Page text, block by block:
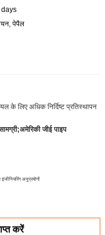
पेपैल
के लिए अधिक निर्दिष्ट प्रतिस्थापन
जीई पाइप
इंजीनियरिंग अनुप्रयोगों
करें